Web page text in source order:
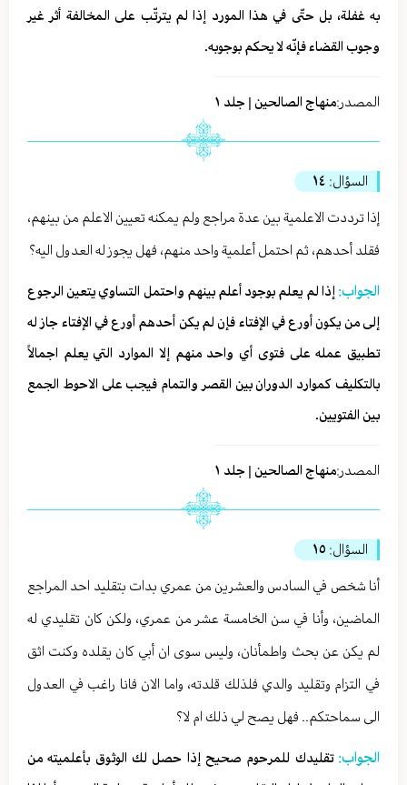
به غفلة، بل حتّى في هذا المورد إذا لم ‏‏يترتّب على المخالفة أثر غير
وجوب القضاء فإنّه لا يحكم بوجوبه.
المصدر:منهاج الصالحين | جلد ١
السؤال: ١٤
إذا ترددت الاعلمية بين عدة مراجع ولم يمكنه تعيين الاعلم من بينهم،
فقلد أحدهم، ثم احتمل أعلمية واحد منهم، فهل يجوز له العدول اليه؟
الجواب: إذا لم يعلم بوجود أعلم بينهم واحتمل التساوي يتعين الرجوع
إلى من يكون أورع في الإفتاء فإن لم يكن أحدهم أورع في الإفتاء جاز له
تطبيق عمله على فتوى أي واحد منهم إلا الموارد التي يعلم اجمالاً
بالتكليف كموارد الدوران بين القصر والتمام فيجب على الاحوط الجمع
بين الفتويين.
المصدر:منهاج الصالحين | جلد ١
السؤال: ١٥
أنا شخص في السادس والعشرين من عمري بدات بتقليد احد المراجع
الماضين، وأنا في سن الخامسة عشر من عمري، ولكن كان تقليدي له
لم يكن عن بحث واطمأنان، وليس سوى ان أبي كان يقلده وكنت اثق
في التزام وتقليد والدي فلذلك قلدته، واما الان فانا راغب في العدول
الى سماحتكم.. فهل يصح لي ذلك ام لا؟
الجواب:تقليدك للمرحوم صحيح إذا حصل لك الوثوق بأعلميته من